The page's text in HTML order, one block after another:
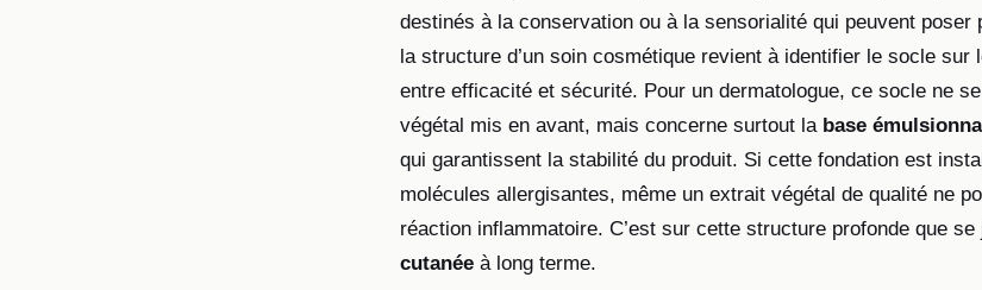
destinés à la conservation ou à la sensorialité qui peuvent poser
la structure d’un soin cosmétique revient à identifier le socle sur
entre efficacité et sécurité. Pour un dermatologue, ce socle ne
végétal mis en avant, mais concerne surtout la base
qui garantissent la stabilité du produit. Si cette fondation est
molécules allergisantes, même un extrait végétal de qualité ne
réaction inflammatoire. C’est sur cette structure profonde que se
cutanée à long terme.